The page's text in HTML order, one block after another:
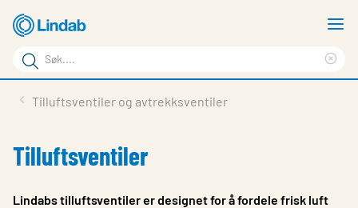
hovedinnhold
Søkeord
Søk
på
Last ned
Tilluftsventiler og avtrekksventiler
Tilluftsventiler
Lindabs tilluftsventiler er designet for å fordele frisk luft